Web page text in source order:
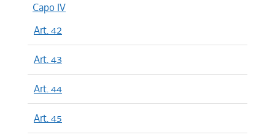
Capo IV
Art. 42
Art. 43
Art. 44
Art. 45